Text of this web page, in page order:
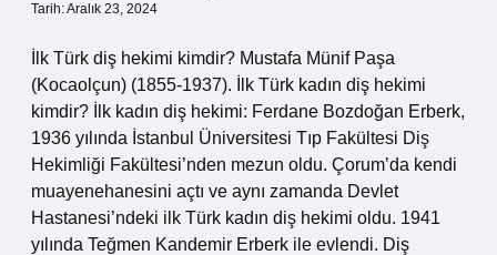
Tarih: Aralık 23, 2024
İlk Türk diş hekimi kimdir? Mustafa Münif Paşa
(Kocaolçun) (1855-1937). İlk Türk kadın diş hekimi
kimdir? İlk kadın diş hekimi: Ferdane Bozdoğan Erberk,
1936 yılında İstanbul Üniversitesi Tıp Fakültesi Diş
Hekimliği Fakültesi’nden mezun oldu. Çorum’da kendi
muayenehanesini açtı ve aynı zamanda Devlet
Hastanesi’ndeki ilk Türk kadın diş hekimi oldu. 1941
yılında Teğmen Kandemir Erberk ile evlendi. Diş